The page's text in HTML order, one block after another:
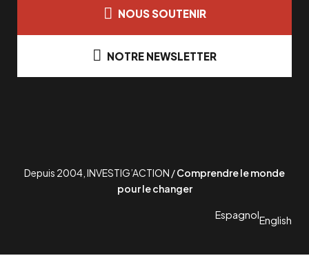
NOUS SOUTENIR
NOTRE NEWSLETTER
Depuis 2004, INVESTIG’ACTION /Comprendre le monde
pour le changer
EspagnolEnglish